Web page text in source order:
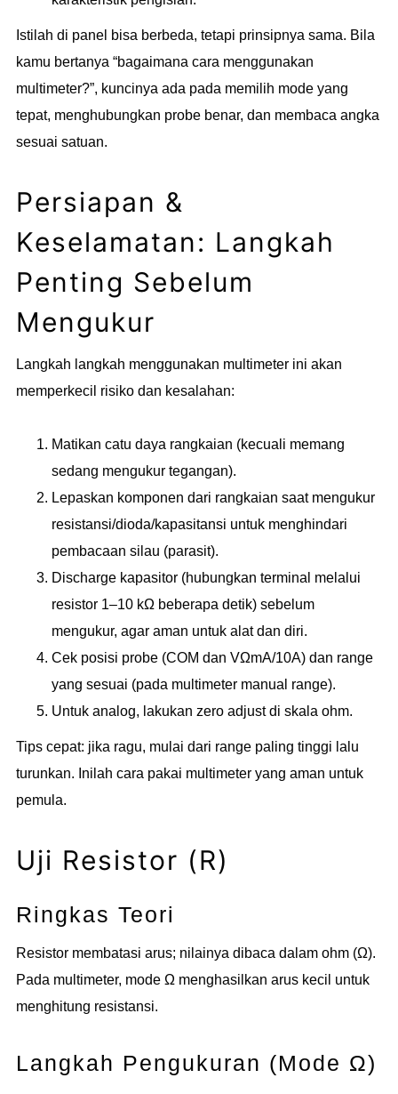
Istilah di panel bisa berbeda, tetapi prinsipnya sama. Bila
kamu bertanya “bagaimana cara menggunakan
multimeter?”, kuncinya ada pada memilih mode yang
tepat, menghubungkan probe benar, dan membaca angka
sesuai satuan.
Persiapan &
Keselamatan: Langkah
Penting Sebelum
Mengukur
Langkah langkah menggunakan multimeter ini akan
memperkecil risiko dan kesalahan:
Matikan catu daya rangkaian (kecuali memang
sedang mengukur tegangan).
Lepaskan komponen dari rangkaian saat mengukur
resistansi/dioda/kapasitansi untuk menghindari
pembacaan silau (parasit).
Discharge kapasitor (hubungkan terminal melalui
resistor 1–10 kΩ beberapa detik) sebelum
mengukur, agar aman untuk alat dan diri.
Cek posisi probe (COM dan VΩmA/10A) dan range
yang sesuai (pada multimeter manual range).
Untuk analog, lakukan zero adjust di skala ohm.
Tips cepat: jika ragu, mulai dari range paling tinggi lalu
turunkan. Inilah cara pakai multimeter yang aman untuk
pemula.
Uji Resistor (R)
Ringkas Teori
Resistor membatasi arus; nilainya dibaca dalam ohm (Ω).
Pada multimeter, mode Ω menghasilkan arus kecil untuk
menghitung resistansi.
Langkah Pengukuran (Mode Ω)